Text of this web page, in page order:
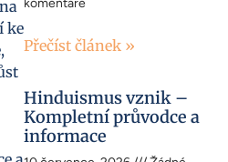
ke
komentáře
Přečíst článek »
Hinduismus vznik –
Kompletní průvodce a
informace